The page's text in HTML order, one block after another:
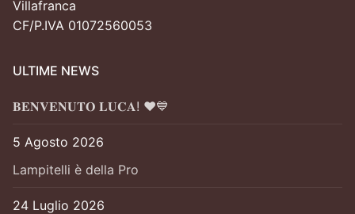
Villafranca
CF/P.IVA 01072560053
ULTIME NEWS
𝐁𝐄𝐍𝐕𝐄𝐍𝐔𝐓𝐎 𝐋𝐔𝐂𝐀! ❤️💙
5 Agosto 2026
Lampitelli è della Pro
24 Luglio 2026